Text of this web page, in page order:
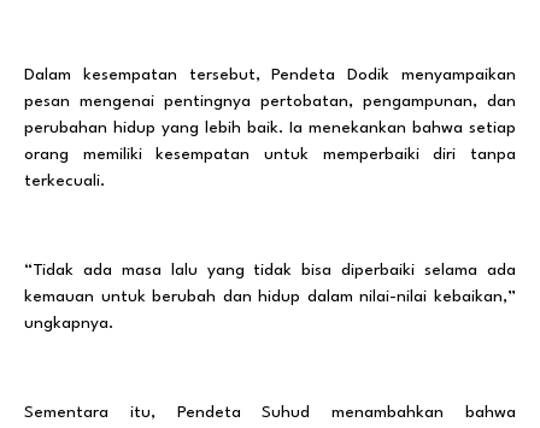
Dalam kesempatan tersebut, Pendeta Dodik menyampaikan
pesan mengenai pentingnya pertobatan, pengampunan, dan
perubahan hidup yang lebih baik. Ia menekankan bahwa setiap
orang memiliki kesempatan untuk memperbaiki diri tanpa
terkecuali.
“Tidak ada masa lalu yang tidak bisa diperbaiki selama ada
kemauan untuk berubah dan hidup dalam nilai-nilai kebaikan,”
ungkapnya.
Sementara itu, Pendeta Suhud menambahkan bahwa